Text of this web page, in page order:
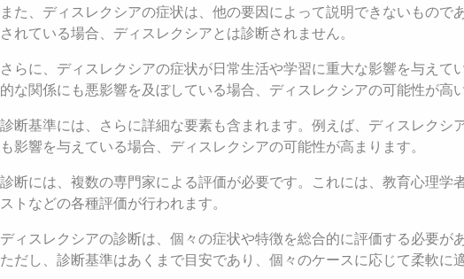
また、ディスレクシアの症状は、他の要因によって説明できないもの
されている場合、ディスレクシアとは診断されません。
さらに、ディスレクシアの症状が日常生活や学習に重大な影響を与え
的な関係にも悪影響を及ぼしている場合、ディスレクシアの可能性が高
診断基準には、さらに詳細な要素も含まれます。例えば、ディスレク
も影響を与えている場合、ディスレクシアの可能性が高まります。
診断には、複数の専門家による評価が必要です。これには、教育心理
ストなどの各種評価が行われます。
ディスレクシアの診断は、個々の症状や特徴を総合的に評価する必要
ただし、診断基準はあくまで目安であり、個々のケースに応じて柔軟に